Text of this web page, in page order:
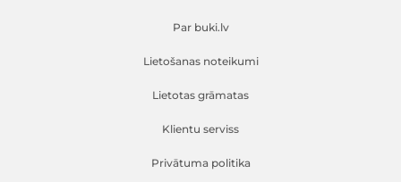
Par buki.lv
Lietošanas noteikumi
Lietotas grāmatas
Klientu serviss
Privātuma politika